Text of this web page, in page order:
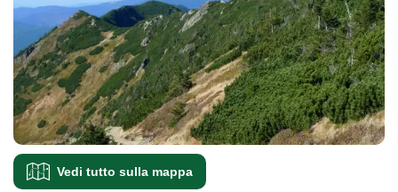
Vedi tutto sulla mappa